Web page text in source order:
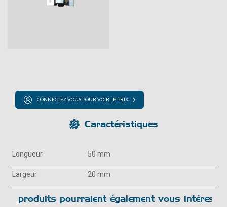
CONNECTEZ-VOUS POUR VOIR LE PRIX
Caractéristiques
Longueur 50 mm
Largeur 20 mm
produits pourraient également vous